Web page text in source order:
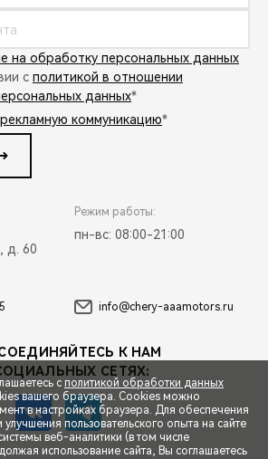
на обработку персональных данных
с политикой в отношении
данных*
рекламную коммуникацию*
д. 60
Режим работы:
пн-вс: 08:00-21:00
info@chery-aaamotors.ru
К НАМ
СЕТЯХ:
с политикой обработки данных
вашего браузера. Cookies можно
в настройках браузера. Для обеспечения
пользовательского опыта на сайте
веб-аналитики (в том числе
использование сайта, Вы соглашаетесь